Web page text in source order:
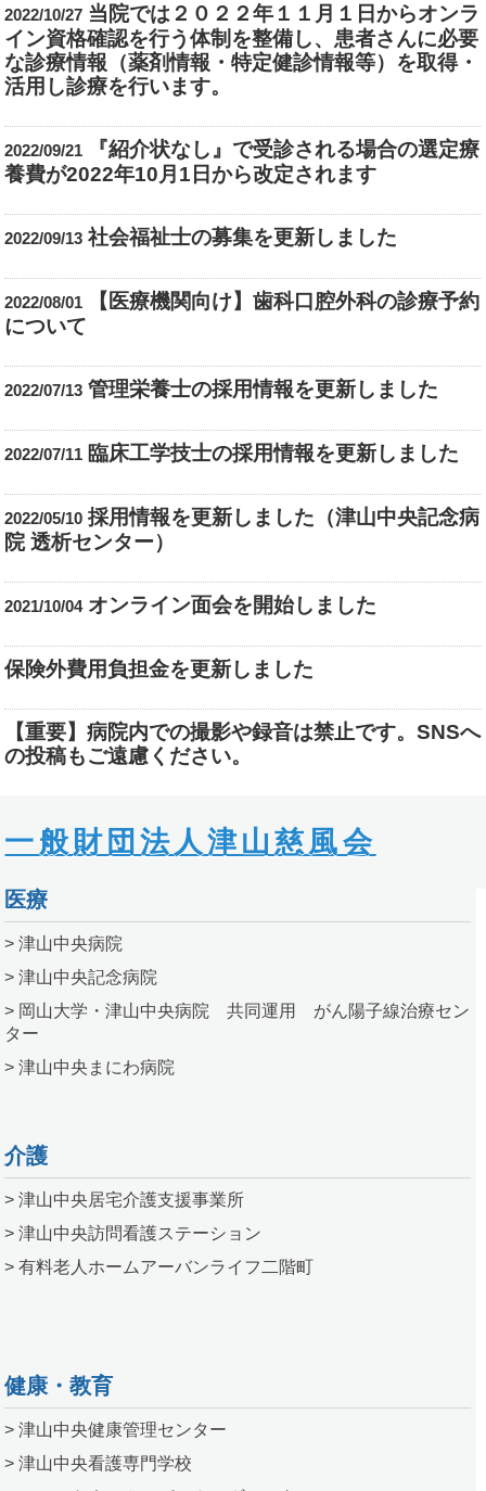
2022/10/27 当院では２０２２年１１月１日からオンラ
イン資格確認を行う体制を整備し、患者さんに必要
な診療情報（薬剤情報・特定健診情報等）を取得・
活用し診療を行います。
2022/09/21
『紹介状なし』で受診される場合の選定療
養費が2022年10月1日から改定されます
2022/09/13 社会福祉士の募集を更新しました
2022/08/01
【医療機関向け】歯科口腔外科の診療予約
について
2022/07/13 管理栄養士の採用情報を更新しました
2022/07/11 臨床工学技士の採用情報を更新しました
2022/05/10 採用情報を更新しました（津山中央記念病
院 透析センター）
2021/10/04 オンライン面会を開始しました
保険外費用負担金を更新しました
【重要】病院内での撮影や録音は禁止です。SNSへ
の投稿もご遠慮ください。
一般財団法人津山慈風会
医療
> 津山中央病院
> 津山中央記念病院
> 岡山大学・津山中央病院 共同運用 がん陽子線治療セン
ター
> 津山中央まにわ病院
介護
> 津山中央居宅介護支援事業所
> 津山中央訪問看護ステーション
> 有料老人ホームアーバンライフ二階町
健康・教育
> 津山中央健康管理センター
> 津山中央看護専門学校